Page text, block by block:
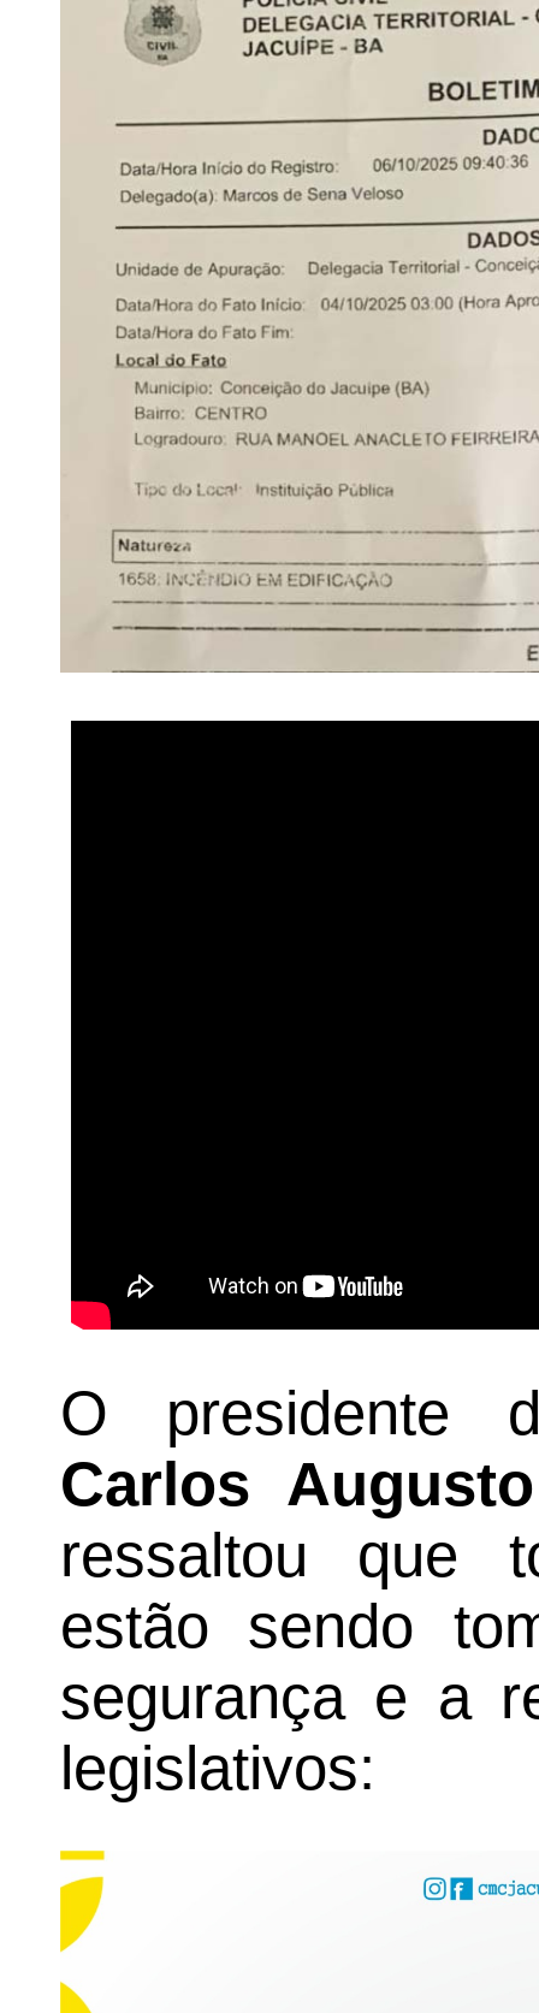
O presidente
Carlos
ressaltou que
estão sendo
segurança e a
legislativos: